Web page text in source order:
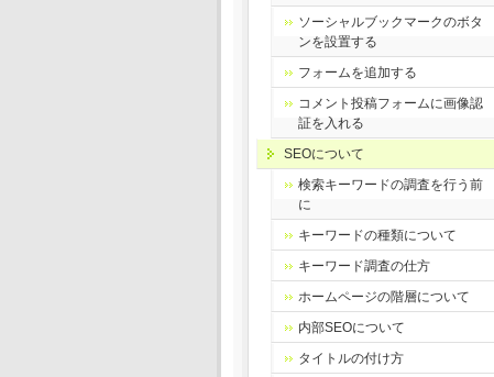
ソーシャルブックマークのボタ
ンを設置する
フォームを追加する
コメント投稿フォームに画像認
証を入れる
SEOについて
検索キーワードの調査を行う前
に
キーワードの種類について
キーワード調査の仕方
ホームページの階層について
内部SEOについて
タイトルの付け方